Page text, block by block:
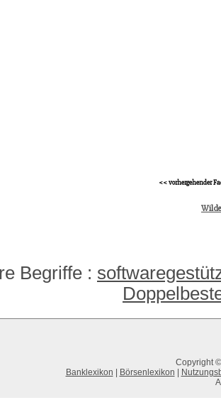
<< vorhergehender
Begriffe :
Copyright
Banklexikon
Börsenlexikon